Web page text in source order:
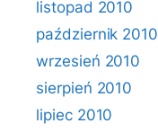
listopad 2010
październik 2010
wrzesień 2010
sierpień 2010
lipiec 2010